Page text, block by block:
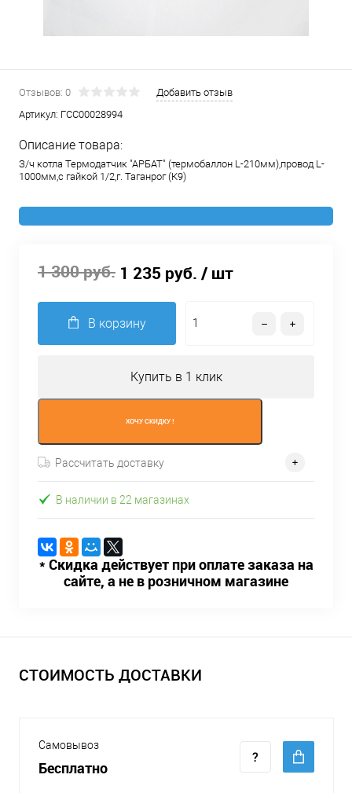
Отзывов: 0
Добавить отзыв
Артикул: ГСС00028994
Описание товара:
З/ч котла Термодатчик "АРБАТ" (термобаллон L-210мм),провод L-
1000мм,с гайкой 1/2,г. Таганрог (К9)
1 300 руб. 1 235 руб. / шт
В корзину
Купить в 1 клик
ХОЧУ СКИДКУ !
Рассчитать доставку
В наличии в 22 магазинах
* Скидка действует при оплате заказа на
сайте, а не в розничном магазине
СТОИМОСТЬ ДОСТАВКИ
Самовывоз
Бесплатно